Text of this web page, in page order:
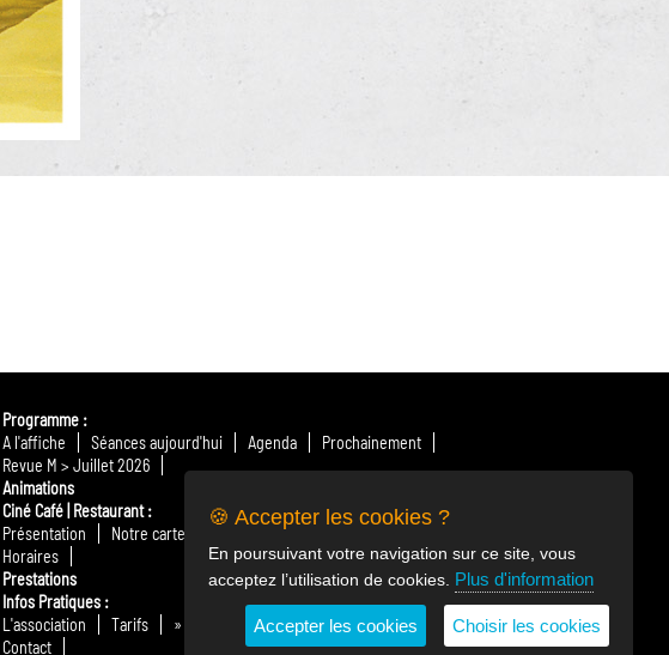
Programme
A l'affiche
Séances aujourd'hui Agenda
Prochainement
Revue M > Juillet 2026
Animations
Ciné Café | Restaurant
Présentation
Notre carte » Télécharger le menu
Horaires
Prestations
Infos Pratiques
L'association
Tarifs » Billetterie en ligne
Horaires & plan d'accès
Contact
🍪 Accepter les cookies ?
En poursuivant votre navigation sur ce site, vous
acceptez l’utilisation de cookies. Plus d'information
Accepter les cookies Choisir les cookies